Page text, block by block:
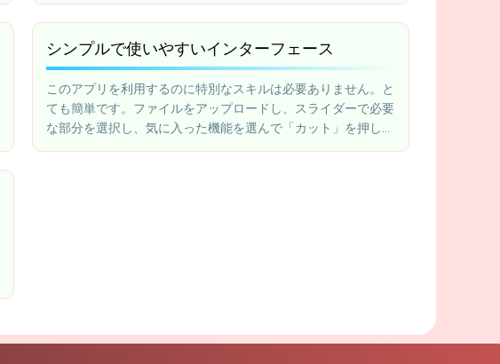
シンプルで使いやすいインターフェース
このアプリを利用するのに特別なスキルは必要ありません。と
ても簡単です。ファイルをアップロードし、スライダーで必要
な部分を選択し、気に入った機能を選んで「カット」を押して